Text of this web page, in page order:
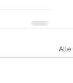
Alle